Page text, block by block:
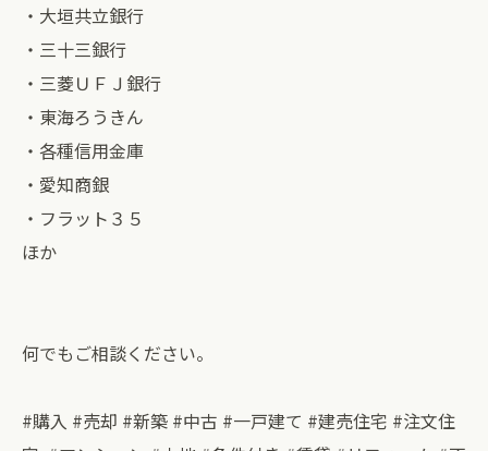
・大垣共立銀行
・三十三銀行
・三菱ＵＦＪ銀行
・東海ろうきん
・各種信用金庫
・愛知商銀
・フラット３５
ほか
何でもご相談ください。
#購入 #売却 #新築 #中古 #一戸建て #建売住宅 #注文住